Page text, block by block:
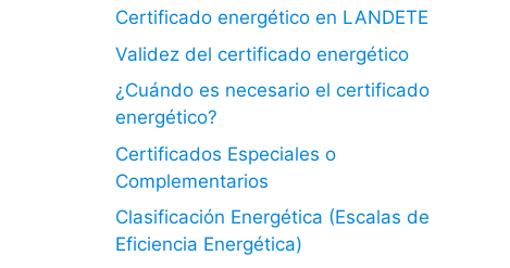
Certificado energético en LANDETE
Validez del certificado energético
¿Cuándo es necesario el certificado
energético?
Certificados Especiales o
Complementarios
Clasificación Energética (Escalas de
Eficiencia Energética)